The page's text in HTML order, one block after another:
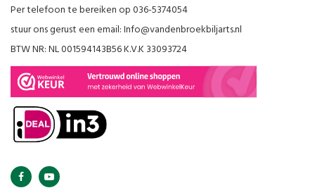
Per telefoon te bereiken op 036-5374054
stuur ons gerust een email:Info@vandenbroekbiljarts.nl
BTW NR: NL 001594143B56 K.V.K 33093724